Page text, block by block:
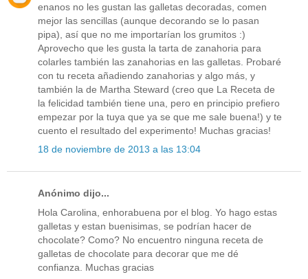
enanos no les gustan las galletas decoradas, comen
mejor las sencillas (aunque decorando se lo pasan
pipa), así que no me importarían los grumitos :)
Aprovecho que les gusta la tarta de zanahoria para
colarles también las zanahorias en las galletas. Probaré
con tu receta añadiendo zanahorias y algo más, y
también la de Martha Steward (creo que La Receta de
la felicidad también tiene una, pero en principio prefiero
empezar por la tuya que ya se que me sale buena!) y te
cuento el resultado del experimento! Muchas gracias!
18 de noviembre de 2013 a las 13:04
Anónimo dijo...
Hola Carolina, enhorabuena por el blog. Yo hago estas
galletas y estan buenisimas, se podrían hacer de
chocolate? Como? No encuentro ninguna receta de
galletas de chocolate para decorar que me dé
confianza. Muchas gracias